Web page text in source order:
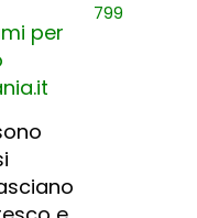
799